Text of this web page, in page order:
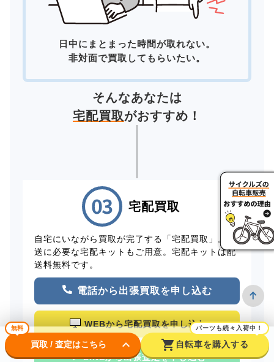
日中にまとまった時間が取れない。
非対面で買取してもらいたい。
そんなあなたは
宅配買取がおすすめ！
宅配買取
自宅にいながら買取が完了する「宅配買取」。配
送に必要な宅配キットもご用意。宅配キットは配
送料無料です。
電話から出張買取を申し込む
WEBから宅配買取を申し込む
LINEから出張査定を申し込む
無料
買取 / 査定はこちら keyboard_arrow_down shopping_cart
パーツも続々入荷中！
自転車を購入する